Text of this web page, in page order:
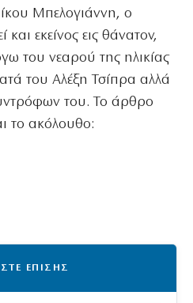
Μπελογιάννη, ο
και εκείνος εις θάνατον,
του νεαρού της ηλικίας
του Αλέξη Τσίπρα αλλά
του. Το άρθρο
το ακόλουθο:
ΕΠΙΣΗΣ